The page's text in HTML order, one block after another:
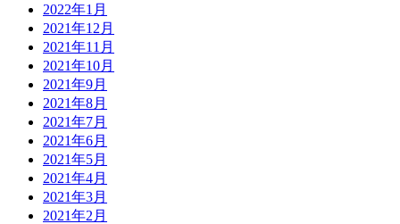
2022年1月
2021年12月
2021年11月
2021年10月
2021年9月
2021年8月
2021年7月
2021年6月
2021年5月
2021年4月
2021年3月
2021年2月